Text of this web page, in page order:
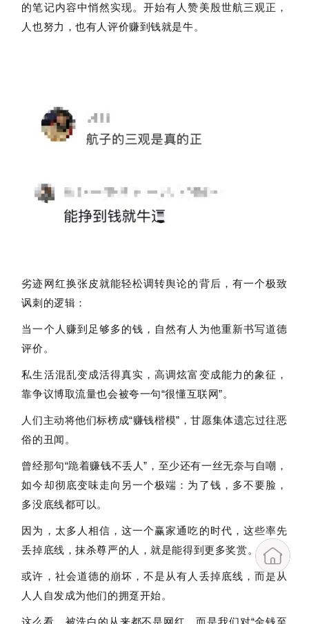
的笔记内容中悄然实现。开始有人赞美殷世航三观正，
人也努力，也有人评价赚到钱就是牛。
劣迹网红换张皮就能轻松调转舆论的背后，有一个极致
讽刺的逻辑：
当一个人赚到足够多的钱，自然有人为他重新书写道德
评价。
私生活混乱变成活得真实，高调炫富变成能力的象征，
靠争议博取流量也会被夸一句“很懂互联网”。
人们主动将他们标榜成“赚钱楷模”，甘愿集体遗忘过往恶
俗的丑闻。
曾经那句“跪着赚钱不丢人”，至少还有一丝无奈与自嘲，
如今却彻底变味走向另一个极端：为了钱，多不要脸，
多没底线都可以。
因为，太多人相信，这一个赢家通吃的时代，这些率先
丢掉底线，抹杀尊严的人，就是能得到更多奖赏。
或许，社会道德的崩坏，不是从有人丢掉底线，而是从
人人自发成为他们的拥趸开始。
这么看，被洗白的从来都不是网红，而是我们对“金钱至